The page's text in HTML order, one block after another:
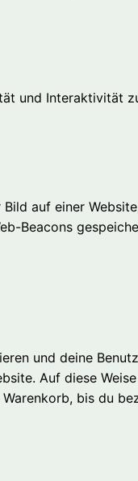
und Interaktivität
auf einer
Beacons
und deine
Auf diese
bis du